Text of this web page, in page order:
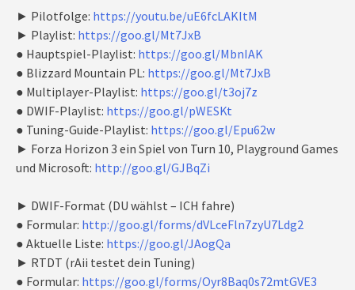
► Pilotfolge: https://youtu.be/uE6fcLAKItM
► Playlist: https://goo.gl/Mt7JxB
● Hauptspiel-Playlist: https://goo.gl/MbnIAK
● Blizzard Mountain PL: https://goo.gl/Mt7JxB
● Multiplayer-Playlist: https://goo.gl/t3oj7z
● DWIF-Playlist: https://goo.gl/pWESKt
● Tuning-Guide-Playlist: https://goo.gl/Epu62w
► Forza Horizon 3 ein Spiel von Turn 10, Playground Games
und Microsoft: http://goo.gl/GJBqZi
► DWIF-Format (DU wählst – ICH fahre)
● Formular: http://goo.gl/forms/dVLceFln7zyU7Ldg2
● Aktuelle Liste: https://goo.gl/JAogQa
► RTDT (rAii testet dein Tuning)
● Formular: https://goo.gl/forms/Oyr8Baq0s72mtGVE3